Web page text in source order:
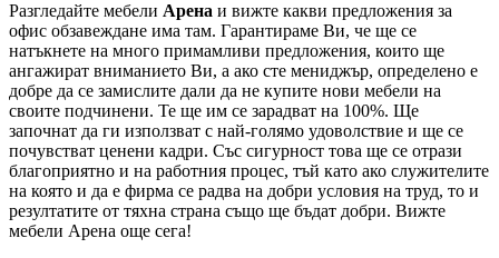
Разгледайте мебели Арена и вижте какви предложения за
офис обзавеждане има там. Гарантираме Ви, че ще се
натъкнете на много примамливи предложения, които ще
ангажират вниманието Ви, а ако сте мениджър, определено е
добре да се замислите дали да не купите нови мебели на
своите подчинени. Те ще им се зарадват на 100%. Ще
започнат да ги използват с най-голямо удоволствие и ще се
почувстват ценени кадри. Със сигурност това ще се отрази
благоприятно и на работния процес, тъй като ако служителите
на която и да е фирма се радва на добри условия на труд, то и
резултатите от тяхна страна също ще бъдат добри. Вижте
мебели Арена още сега!